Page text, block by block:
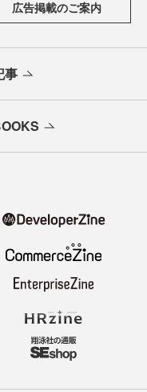
広告掲載のご案内
事